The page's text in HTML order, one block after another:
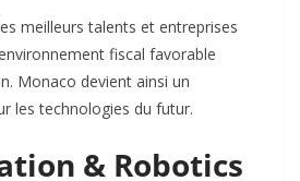
meilleurs talents et entreprises
fiscal favorable
Monaco devient ainsi un
les technologies du futur.​
& Robotics